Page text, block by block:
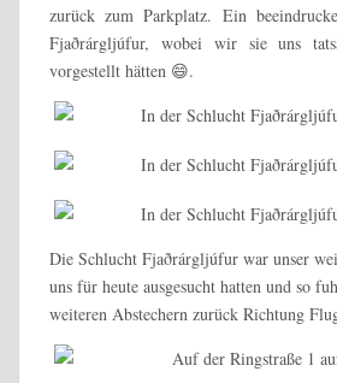
zurück zum Parkplatz. Ein
Fjaðrárgljúfur, wobei wir sie uns
vorgestellt hätten 😄.
Die Schlucht Fjaðrárgljúfur war unser
uns für heute ausgesucht hatten und so
weiteren Abstechern zurück Richtung